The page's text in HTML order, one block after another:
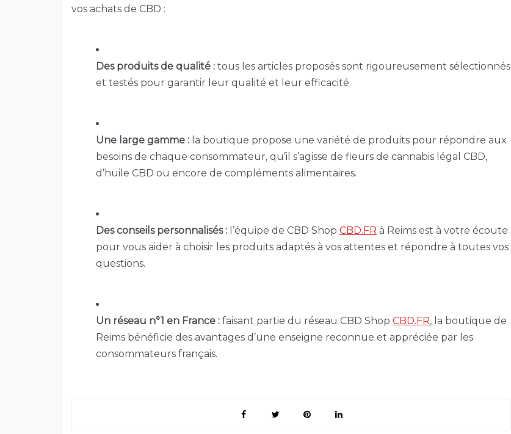
vos achats de CBD :
Des produits de qualité : tous les articles proposés sont rigoureusement sélectionnés
et testés pour garantir leur qualité et leur efficacité.
Une large gamme : la boutique propose une variété de produits pour répondre aux
besoins de chaque consommateur, qu’il s’agisse de fleurs de cannabis légal CBD,
d’huile CBD ou encore de compléments alimentaires.
Des conseils personnalisés : l’équipe de CBD Shop CBD.FR à Reims est à votre écoute
pour vous aider à choisir les produits adaptés à vos attentes et répondre à toutes vos
questions.
Un réseau n°1 en France : faisant partie du réseau CBD Shop CBD.FR, la boutique de
Reims bénéficie des avantages d’une enseigne reconnue et appréciée par les
consommateurs français.